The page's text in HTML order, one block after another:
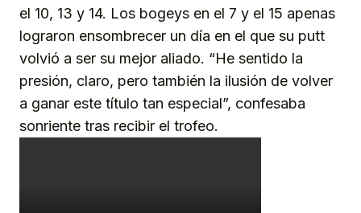
el 10, 13 y 14. Los bogeys en el 7 y el 15 apenas
lograron ensombrecer un día en el que su putt
volvió a ser su mejor aliado. “He sentido la
presión, claro, pero también la ilusión de volver
a ganar este título tan especial”, confesaba
sonriente tras recibir el trofeo.